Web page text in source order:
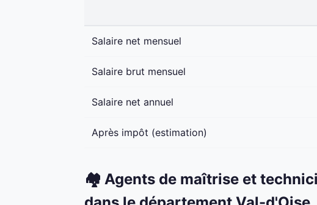
Salaire net mensuel
Salaire brut mensuel
Salaire net annuel
Après impôt (estimation)
🏘️ Agents de maîtrise et